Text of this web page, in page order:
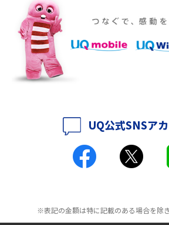
ポケット型Wi-Fiをレンタルするメリットとは？
徴も紹介
持ち運びできるポケット型Wi-Fiのおススメの選
ットも紹介
ポケット型Wi-Fiとは？通信の仕組みやメリット・
工事不要！置くだけWi-Fiの特徴は？メリット・
UQ公式SNSア
※表記の金額は特に記載のある場合を除